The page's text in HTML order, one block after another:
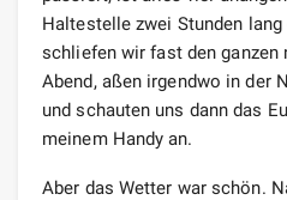
Haltestelle zwei Stunden
schliefen wir fast den ganzen
Abend, aßen irgendwo in der
und schauten uns dann das
meinem Handy an.
Aber das Wetter war schön.